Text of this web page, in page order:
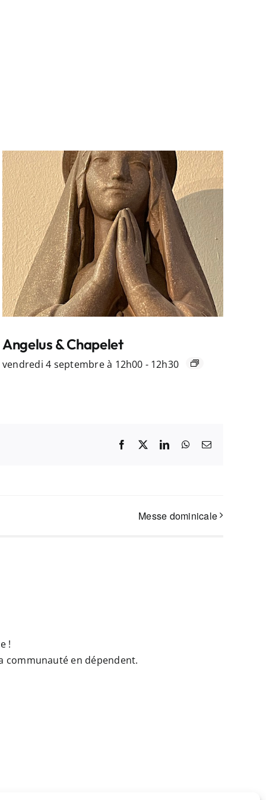
Angelus & Chapelet
vendredi 4 septembre à 12h00 - 12h30
Facebook LinkedInWhatsApp
Email
Messe dominicale
!
communauté en dépendent.